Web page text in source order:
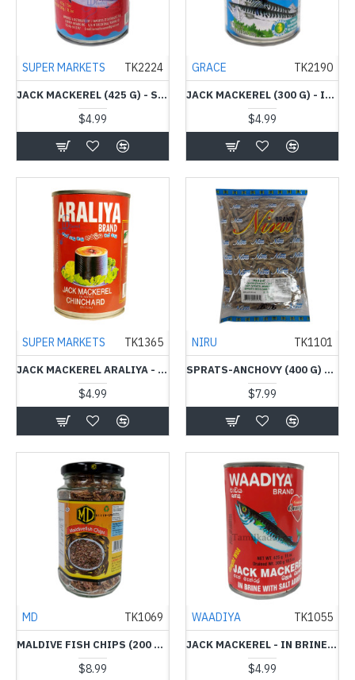
SUPER MARKETS TK2224
JACK MACKEREL (425 G) - SALT -TUSMAN - டின் மீன்
$4.99
GRACE TK2190
JACK MACKEREL (300 G) - IN BRINE - GRACE-மீன் டின்
$4.99
SUPER MARKETS TK1365
JACK MACKEREL ARALIYA - IN WATER - அரேலியா மீன் டின்
$4.99
NIRU TK1101
SPRATS-ANCHOVY (400 G) - NIRU - நெத்தலி
$7.99
MD TK1069
MALDIVE FISH CHIPS (200 G) - MD-மாசி கருவாட்டு துகள்
$8.99
WAADIYA TK1055
JACK MACKEREL - IN BRINE WITH SALT (425 G) - WAADIYA - டின் மீன்
$4.99